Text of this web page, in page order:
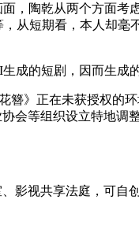
，陶乾从两个方面考
从短期看，本人却
的短剧，因而生成
》正在未获授权的
会等组织设立特地调
视共享法庭，可自